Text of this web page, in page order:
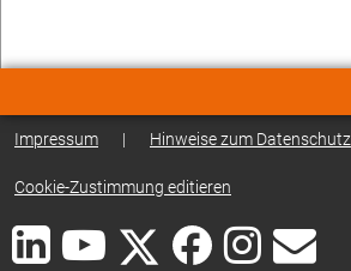
Impressum | Hinweise zum Datenschutz
Cookie-Zustimmung editieren